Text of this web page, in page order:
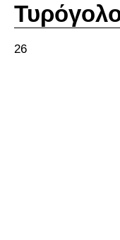
26